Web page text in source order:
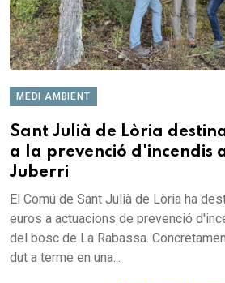
MEDI AMBIENT
Sant Julià de Lòria
a la prevenció d'incendis
Juberri
El Comú de Sant Julià de Lòria ha
euros a actuacions de prevenció
del bosc de La Rabassa.
dut a terme en una...